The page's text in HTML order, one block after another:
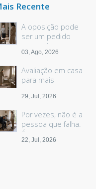
Recente
A oposição pode
ser um pedido
sem palavras
03, Ago, 2026
Avaliação em casa
para mais
29, Jul, 2026
Por vezes, não é a
pessoa que falha.
É o espaço.
22, Jul, 2026